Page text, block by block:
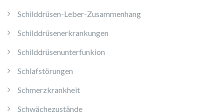
Schilddrüsen-Leber-Zusammenhang
Schilddrüsenerkrankungen
Schilddrüsenunterfunkion
Schlafstörungen
Schmerzkrankheit
Schwächezustände